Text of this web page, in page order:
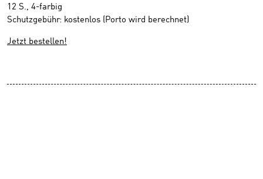
12 S., 4-farbig
Schutzgebühr: kostenlos (Porto wird berechnet)
Jetzt bestellen!